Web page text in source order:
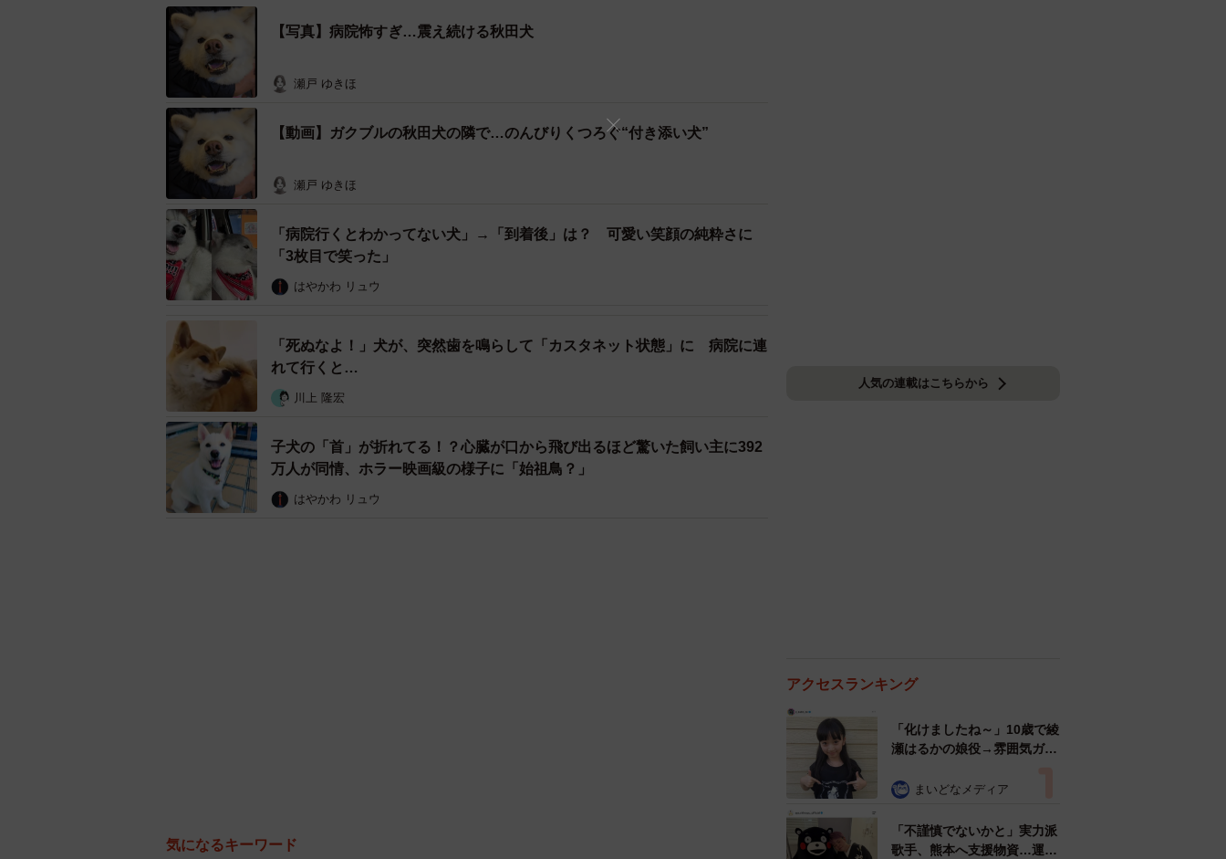
【写真】病院怖すぎ…震え続ける秋田犬
瀬戸 ゆきほ
【動画】ガクブルの秋田犬の隣で…のんびりくつろぐ“付き添い犬”
瀬戸 ゆきほ
「病院行くとわかってない犬」→「到着後」は？ 可愛い笑顔の純粋さに
「3枚目で笑った」
はやかわ リュウ
「死ぬなよ！」犬が、突然歯を鳴らして「カスタネット状態」に 病院に連
れて行くと…
川上 隆宏
子犬の「首」が折れてる！？心臓が口から飛び出るほど驚いた飼い主に392
万人が同情、ホラー映画級の様子に「始祖鳥？」
はやかわ リュウ
気になるキーワード
人気の連載はこちらから
アクセスランキング
「化けましたね～」10歳で綾
瀬はるかの娘役→雰囲気ガラ
雰囲気が」「宝塚に入れそ
まいどなメディア
「不謹慎でないかと」実力派
歌手、熊本へ支援物資…運搬